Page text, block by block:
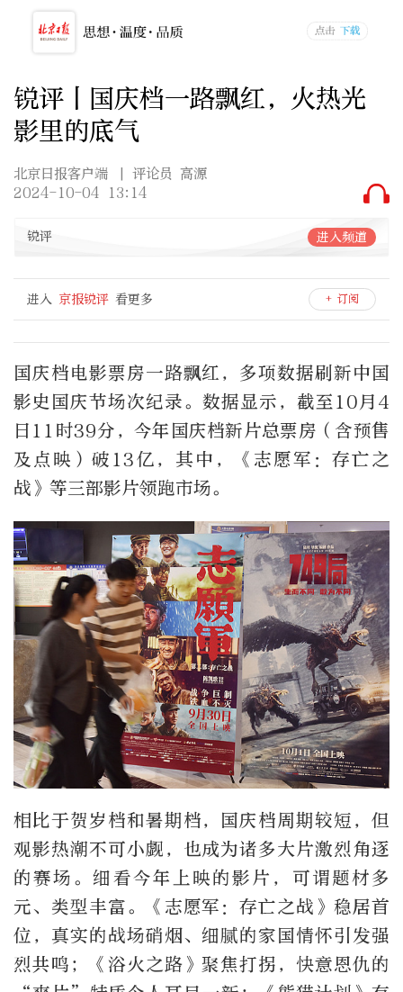
锐评丨国庆档一路飘红，火热光
影里的底气
北京日报客户端
| 评论员 高源
2024-10-04 13:14
锐评 进入频道
进入 京报锐评 看更多 + 订阅
国庆档电影票房一路飘红，多项数据刷新中国
影史国庆节场次纪录。数据显示，截至10月4
日11时39分，今年国庆档新片总票房（含预售
及点映）破13亿，其中，《志愿军：存亡之
战》等三部影片领跑市场。
相比于贺岁档和暑期档，国庆档周期较短，但
观影热潮不可小觑，也成为诸多大片激烈角逐
的赛场。细看今年上映的影片，可谓题材多
元、类型丰富。《志愿军：存亡之战》稳居首
位，真实的战场硝烟、细腻的家国情怀引发强
烈共鸣；《浴火之路》聚焦打拐，快意恩仇的